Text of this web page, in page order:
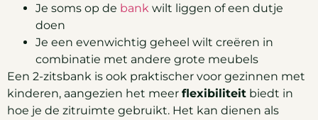
Je soms op de bank wilt liggen of een dutje
doen
Je een evenwichtig geheel wilt creëren in
combinatie met andere grote meubels
Een 2-zitsbank is ook praktischer voor gezinnen met
kinderen, aangezien het meer flexibiliteit biedt in
hoe je de zitruimte gebruikt. Het kan dienen als